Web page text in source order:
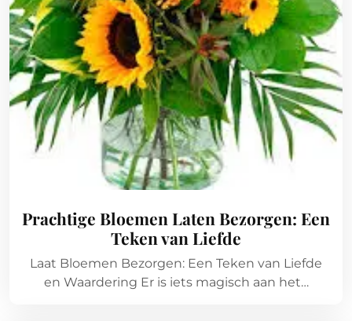
Prachtige Bloemen Laten Bezorgen: Een
Teken van Liefde
Laat Bloemen Bezorgen: Een Teken van Liefde
en Waardering Er is iets magisch aan het…